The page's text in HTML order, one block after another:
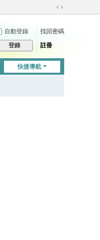
切
到
自動登錄
找回密碼
登錄 註冊
快捷導航